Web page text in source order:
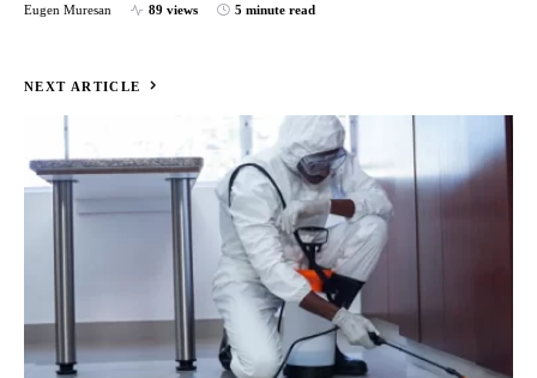
Eugen Muresan 89 views 5 minute read
NEXT ARTICLE